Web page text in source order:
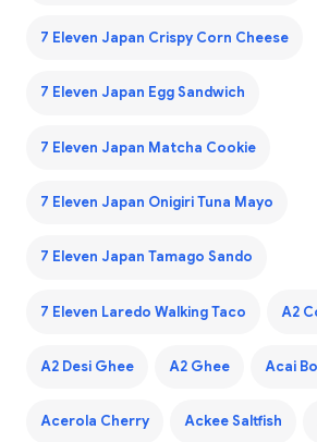
7 Eleven Japan Crispy Corn Cheese
7 Eleven Japan Egg Sandwich
7 Eleven Japan Matcha Cookie
7 Eleven Japan Onigiri Tuna Mayo
7 Eleven Japan Tamago Sando
7 Eleven Laredo Walking Taco A2
A2 Desi Ghee A2 Ghee Acai
Acerola Cherry Ackee Saltfish